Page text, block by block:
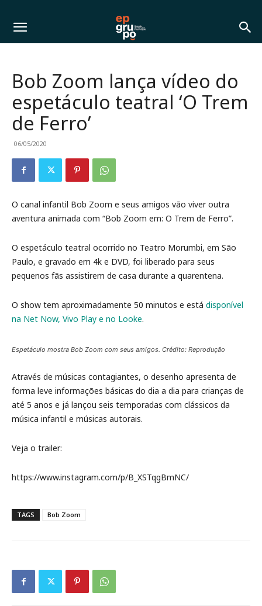
Bob Zoom lança vídeo do
espetáculo teatral ‘O Trem
de Ferro’
06/05/2020
O canal infantil Bob Zoom e seus amigos vão viver outra
aventura animada com “Bob Zoom em: O Trem de Ferro”.
O espetáculo teatral ocorrido no Teatro Morumbi, em São
Paulo, e gravado em 4k e DVD, foi liberado para seus
pequenos fãs assistirem de casa durante a quarentena.
O show tem aproximadamente 50 minutos e está disponível
na Net Now, Vivo Play e no Looke.
Espetáculo mostra Bob Zoom com seus amigos. Crédito: Reprodução
Através de músicas contagiantes, o desenho apresenta de
forma leve informações básicas do dia a dia para crianças de
até 5 anos e já lançou seis temporadas com clássicos da
música infantil e músicas autorais.
Veja o trailer:
https://www.instagram.com/p/B_XSTqgBmNC/
TAGS Bob Zoom